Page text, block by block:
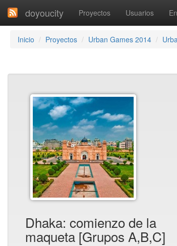
doyoucity Proyectos Usuarios
Inicio Proyectos Urban Games 2014
Dhaka: comienzo de la
maqueta [Grupos A,B,C]